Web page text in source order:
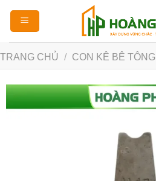
dung
TRANG CHỦ / CON KÊ BÊ TÔNG